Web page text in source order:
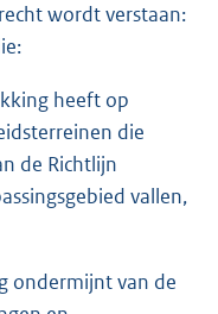
wordt verstaan:
heeft op
die
de Richtlijn
vallen,
ondermijnt van de